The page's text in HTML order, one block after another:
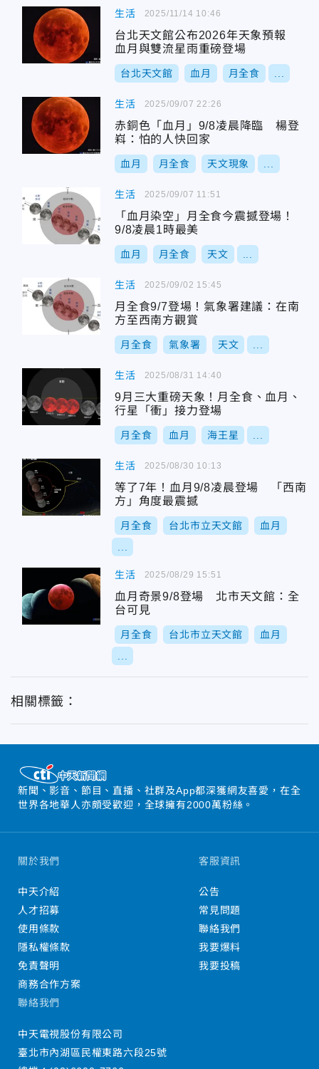
生活
台北天文館公布2026年天象預報
血月與雙流星雨重磅登場
台北天文館 血月 月全食
2025/11/14 10:46
生活
赤銅色「血月」9/8凌晨降臨 楊登
嵙：怕的人快回家
血月 月全食 天文現象
2025/09/07 22:26
生活
「血月染空」月全食今震撼登場！
9/8凌晨1時最美
血月 月全食 天文
2025/09/07 11:51
生活
月全食9/7登場！氣象署建議：在南
方至西南方觀賞
月全食 氣象署 天文
2025/09/02 15:45
生活
9月三大重磅天象！月全食、血月、
行星「衝」接力登場
月全食 血月 海王星
2025/08/31 14:40
生活
等了7年！血月9/8凌晨登場 「西南
方」角度最震撼
月全食 台北市立天文館 血月
2025/08/30 10:13
生活
血月奇景9/8登場 北市天文館：全
台可見
月全食 台北市立天文館 血月
2025/08/29 15:51
相關標籤：
新聞、影音、節目、直播、社群及App都深獲網友喜愛，在全
世界各地華人亦頗受歡迎，全球擁有2000萬粉絲。
關於我們
中天介紹
人才招募
使用條款
隱私權條款
免責聲明
商務合作方案
客服資訊
公告
常見問題
聯絡我們
我要爆料
我要投稿
聯絡我們
中天電視股份有限公司
臺北市內湖區民權東路六段25號